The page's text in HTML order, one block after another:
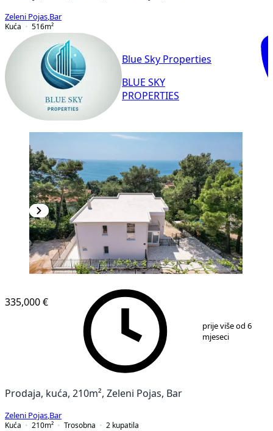
Zeleni Pojas Bar
Kuća
516m²
Blue Sky Properties
BLUE SKY
PROPERTIES
1 30
335,000 €
prije više od 6
mjeseci
Prodaja, kuća, 210m², Zeleni Pojas, Bar
Zeleni Pojas Bar
Kuća
210m² Trosobna 2 kupatila